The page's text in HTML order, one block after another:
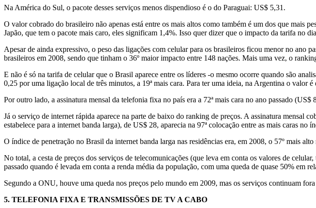
Na América do Sul, o pacote desses serviços menos dispendioso é o do Paraguai: US$ 5,31.
O valor cobrado do brasileiro não apenas está entre os mais altos como também é um dos que mais
Japão, que tem o pacote mais caro, eles significam 1,4%. Isso quer dizer que o impacto da tarifa no
Apesar de ainda expressivo, o peso das ligações com celular para os brasileiros ficou menor no ano
brasileiros em 2008, sendo que tinham o 36º maior impacto entre 148 nações. Mais uma vez, o
E não é só na tarifa de celular que o Brasil aparece entre os líderes -o mesmo ocorre quando são
0,25 por uma ligação local de três minutos, a 19ª mais cara. Para ter uma ideia, na Argentina o valor
Por outro lado, a assinatura mensal da telefonia fixa no país era a 72ª mais cara no ano passado
Já o serviço de internet rápida aparece na parte de baixo do ranking de preços. A assinatura
estabelece para a internet banda larga), de US$ 28, aparecia na 97ª colocação entre as mais caras no
O índice de penetração no Brasil da internet banda larga nas residências era, em 2008, o 57º mais
No total, a cesta de preços dos serviços de telecomunicações (que leva em conta os valores de
passado quando é levada em conta a renda média da população, com uma queda de quase 50% em
Segundo a ONU, houve uma queda nos preços pelo mundo em 2009, mas os serviços continuam
5. TELEFONIA FIXA E TRANSMISSÕES DE TV A CABO